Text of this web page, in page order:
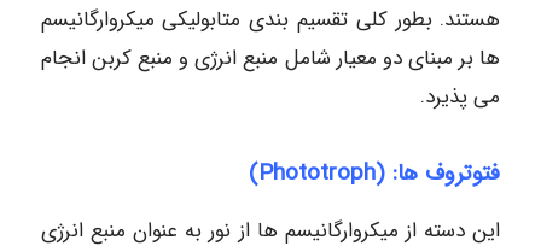
هستند. بطور کلی تقسیم بندی متابولیکی میکروارگانیسم
ها بر مبنای دو معیار شامل منبع انرژی و منبع کربن انجام
می پذیرد.
فتوتروف ها: (Phototroph)
این دسته از میکروارگانیسم ها از نور به عنوان منبع انرژی